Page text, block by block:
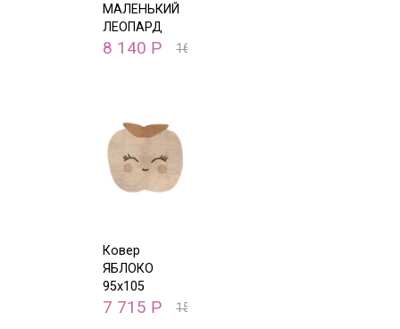
МАЛЕНЬКИЙ
ЛЕОПАРД
95х105 А
8 140 Р 16 279
Ковер
ЯБЛОКО
95х105
7 715 Р 15 430